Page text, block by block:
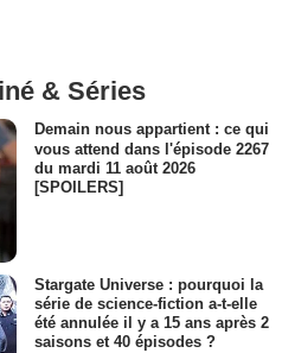
& Séries
Demain nous appartient : ce qui
vous attend dans l'épisode 2267
du mardi 11 août 2026
[SPOILERS]
Stargate Universe : pourquoi la
série de science-fiction a-t-elle
été annulée il y a 15 ans après 2
saisons et 40 épisodes ?